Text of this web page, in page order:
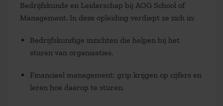
Bedrijfskunde en Leiderschap bij AOG School of
Management. In deze opleiding verdiept ze zich in:
Bedrijfskundige inzichten die helpen bij het
sturen van organisaties.
Financieel management: grip krijgen op cijfers en
leren hoe daarop te sturen.